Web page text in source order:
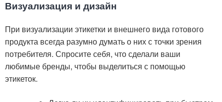
Визуализация и дизайн
При визуализации этикетки и внешнего вида готового
продукта всегда разумно думать о них с точки зрения
потребителя. Спросите себя, что сделали ваши
любимые бренды, чтобы выделиться с помощью
этикеток.